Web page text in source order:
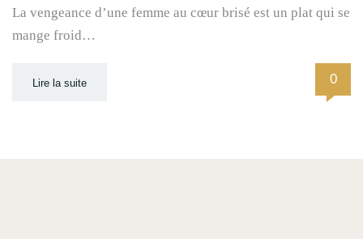
La vengeance d’une femme au cœur brisé est un plat qui se
mange froid…
Lire la suite 0